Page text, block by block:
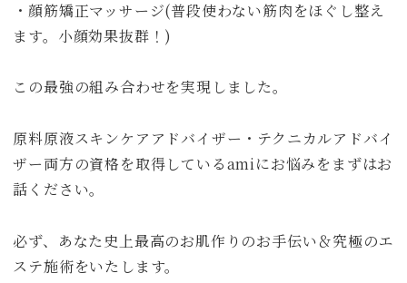
・顔筋矯正マッサージ(普段使わない筋肉をほぐし整え
ます。小顔効果抜群！)
この最強の組み合わせを実現しました。
原料原液スキンケアアドバイザー・テクニカルアドバイ
ザー両方の資格を取得しているamiにお悩みをまずはお
話ください。
必ず、あなた史上最高のお肌作りのお手伝い＆究極のエ
ステ施術をいたします。